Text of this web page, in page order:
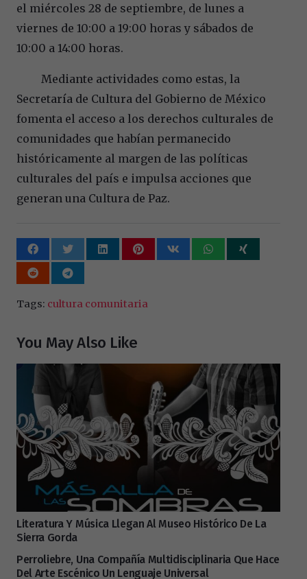
el miércoles 28 de septiembre, de lunes a
viernes de 10:00 a 19:00 horas y sábados de
10:00 a 14:00 horas.
Mediante actividades como estas, la
Secretaría de Cultura del Gobierno de México
fomenta el acceso a los derechos culturales de
comunidades que habían permanecido
históricamente al margen de las políticas
culturales del país e impulsa acciones que
generan una Cultura de Paz.
Tags: cultura comunitaria
You May Also Like
Literatura Y Música Llegan Al Museo Histórico De La
Sierra Gorda
Perroliebre, Una Compañía Multidisciplinaria Que Hace
Del Arte Escénico Un Lenguaje Universal